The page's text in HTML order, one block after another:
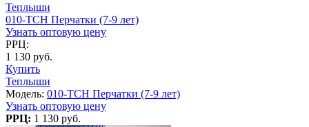
Теплыши
010-TCH Перчатки (7-9 лет)
Узнать оптовую цену
РРЦ:
1 130 руб.
Купить
Теплыши
Модель: 010-TCH Перчатки (7-9 лет)
Узнать оптовую цену
РРЦ: 1 130 руб.